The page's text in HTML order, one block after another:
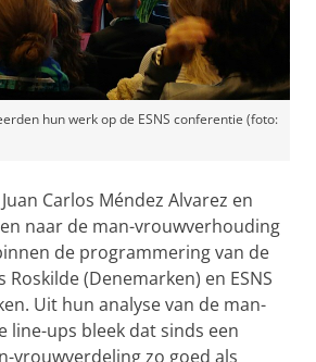
hun werk op de ESNS conferentie (foto:
Carlos Méndez Alvarez en
naar de man-vrouwverhouding
de programmering van de
Roskilde (Denemarken) en ESNS
Uit hun analyse van de man-
line-ups bleek dat sinds een
vrouwverdeling zo goed als